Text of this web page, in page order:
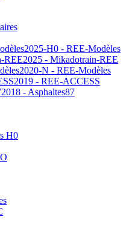
2025-H0 - REE-Modèles
2025 - Mikadotrain-REE
2020-N - REE-Modèles
2019 - REE-ACCESS
2018 - Asphaltes87
H0